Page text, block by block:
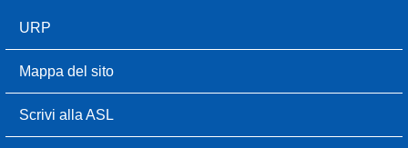
URP
Mappa del sito
Scrivi alla ASL